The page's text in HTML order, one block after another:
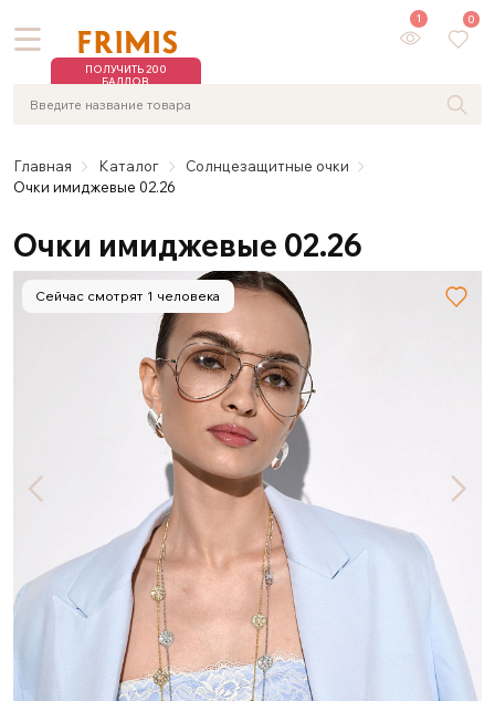
ПОЛУЧИТЬ 200
БАЛЛОВ
1 0
Главная Каталог
Солнцезащитные очки
Очки имиджевые 02.26
Очки имиджевые 02.26
Сейчас смотрят 1 человека